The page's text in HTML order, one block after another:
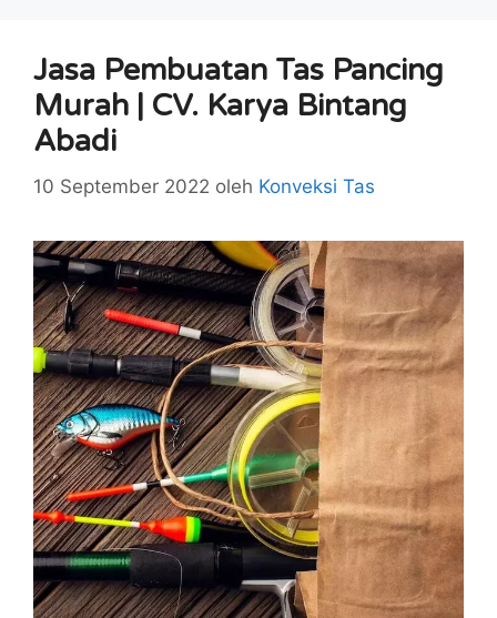
Jasa Pembuatan Tas Pancing
Murah | CV. Karya Bintang
Abadi
10 September 2022 oleh Konveksi Tas